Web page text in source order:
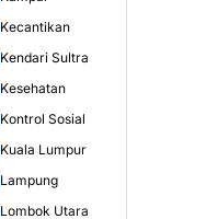
Kecantikan
Kendari Sultra
Kesehatan
Kontrol Sosial
Kuala Lumpur
Lampung
Lombok Utara